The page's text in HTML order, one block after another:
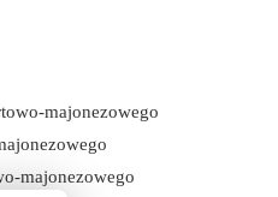
majonezowego
majonezowego